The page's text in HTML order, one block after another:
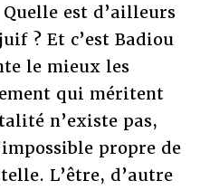
est d’ailleurs
? Et c’est Badiou
le mieux les
qui méritent
n’existe pas,
propre de
L’être, d’autre